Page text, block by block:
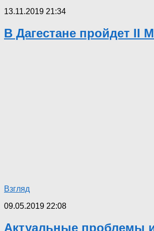
13.11.2019 21:34
В Дагестане пройдет II
Взгляд
09.05.2019 22:08
Актуальные проблемы